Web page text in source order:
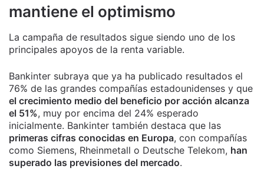
mantiene el optimismo
La campaña de resultados sigue siendo uno de los
principales apoyos de la renta variable.
Bankinter subraya que ya ha publicado resultados el
76% de las grandes compañías estadounidenses y que
el crecimiento medio del beneficio por acción alcanza
el 51%, muy por encima del 24% esperado
inicialmente. Bankinter también destaca que las
primeras cifras conocidas en Europa, con compañías
como Siemens, Rheinmetall o Deutsche Telekom, han
superado las previsiones del mercado.